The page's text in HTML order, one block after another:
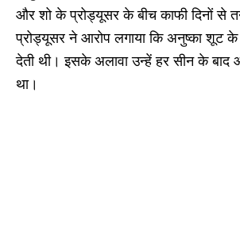
और शो के प्रोड्यूसर के बीच काफी दिनों से
प्रोड्यूसर ने आरोप लगाया कि अनुष्का शूट के
देती थी। इसके अलावा उन्हें हर सीन के बाद
था।